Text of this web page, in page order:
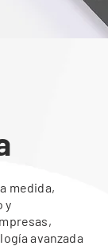
medida,
y
avanzada